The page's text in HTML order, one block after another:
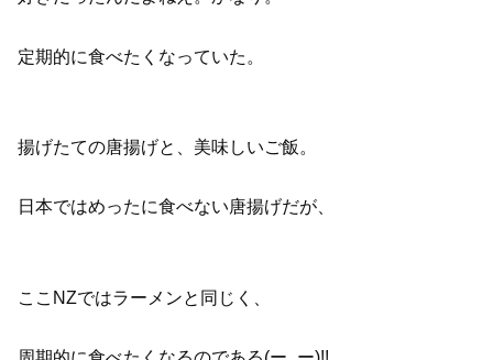
定期的に食べたくなっていた。
揚げたての唐揚げと、美味しいご飯。
日本ではめったに食べない唐揚げだが、
ここNZではラーメンと同じく、